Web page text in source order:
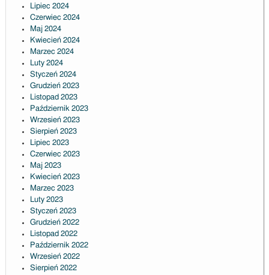
Lipiec 2024
Czerwiec 2024
Maj 2024
Kwiecień 2024
Marzec 2024
Luty 2024
Styczeń 2024
Grudzień 2023
Listopad 2023
Październik 2023
Wrzesień 2023
Sierpień 2023
Lipiec 2023
Czerwiec 2023
Maj 2023
Kwiecień 2023
Marzec 2023
Luty 2023
Styczeń 2023
Grudzień 2022
Listopad 2022
Październik 2022
Wrzesień 2022
Sierpień 2022